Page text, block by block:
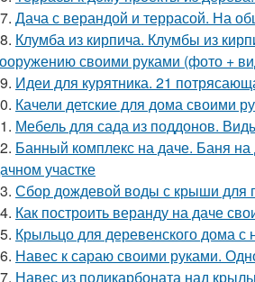
Дача с верандой и террасой. На
Клумба из кирпича. Клумбы из
своими руками (фото +
Идеи для курятника. 21
Качели детские для дома своими
Мебель для сада из поддонов.
Банный комплекс на даче. Баня
участке
Сбор дождевой воды с крыши для
Как построить веранду на даче
Крыльцо для деревенского дома
Навес к сараю своими руками.
Навес из поликарбоната над